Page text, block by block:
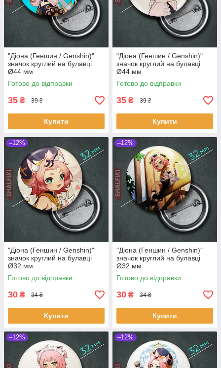
"Діона (Геншин / Genshin)"
значок круглий на булавці
Ø44 мм
Готово до відправки
35 ₴ 39 ₴
Купити
"Діона (Геншин / Genshin)"
значок круглий на булавці
Ø44 мм
Готово до відправки
35 ₴ 39 ₴
Купити
–12%
"Діона (Геншин / Genshin)"
значок круглий на булавці
Ø32 мм
Готово до відправки
30 ₴ 34 ₴
Купити
–12%
"Діона (Геншин / Genshin)"
значок круглий на булавці
Ø32 мм
Готово до відправки
30 ₴ 34 ₴
Купити
–12% –12%